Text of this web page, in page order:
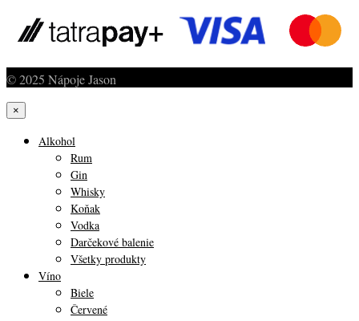
© 2025 Nápoje Jason
×
Alkohol
Rum
Gin
Whisky
Koňak
Vodka
Darčekové balenie
Všetky produkty
Víno
Biele
Červené